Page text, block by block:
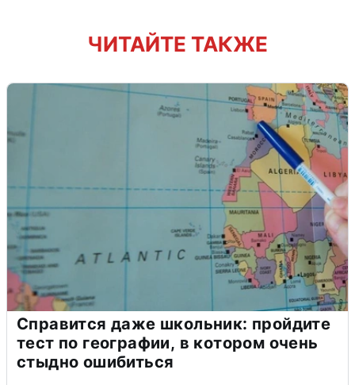
ЧИТАЙТЕ ТАКЖЕ
Справится даже школьник: пройдите
тест по географии, в котором очень
стыдно ошибиться